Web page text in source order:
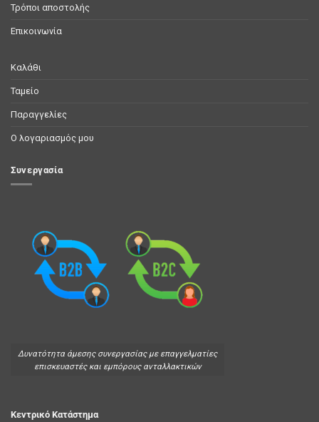
Τρόποι αποστολής
Επικοινωνία
Καλάθι
Ταμείο
Παραγγελίες
Ο λογαριασμός μου
Συνεργασία
Δυνατότητα άμεσης συνεργασίας με επαγγελματίες
επισκευαστές και εμπόρους ανταλλακτικών
Κεντρικό Κατάστημα